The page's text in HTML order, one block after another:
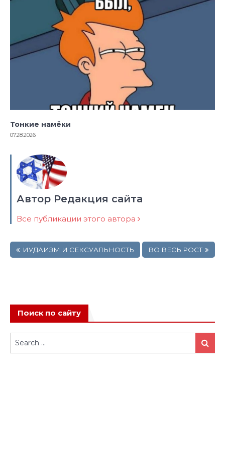
Тонкие намёки
07.28.2026
Автор Редакция сайта
Все публикации этого автора
по ИУДАИЗМ И СЕКСУАЛЬНОСТЬ ВО ВЕСЬ РОСТ
Поиск по сайту
Search
for:
Search